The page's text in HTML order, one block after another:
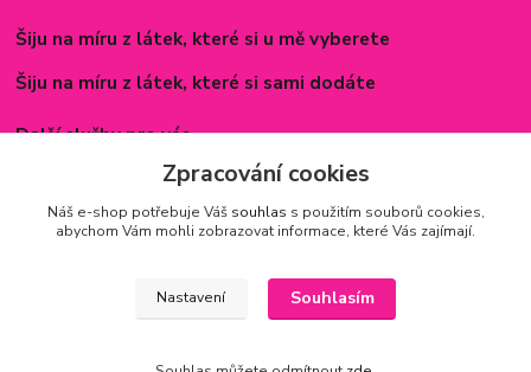
Šiju na míru z látek, které si u mě vyberete
Šiju na míru z látek, které si sami dodáte
Další služby pro vás
Způsoby zapínání povlečení
Rozměry prostěradel
Zpracování cookies
Náš e-shop potřebuje Váš souhlas s použitím souborů cookies,
abychom Vám mohli zobrazovat informace, které Vás zajímají.
Nastavení Souhlasím